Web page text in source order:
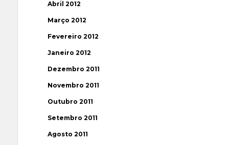
Abril 2012
Março 2012
Fevereiro 2012
Janeiro 2012
Dezembro 2011
Novembro 2011
Outubro 2011
Setembro 2011
Agosto 2011